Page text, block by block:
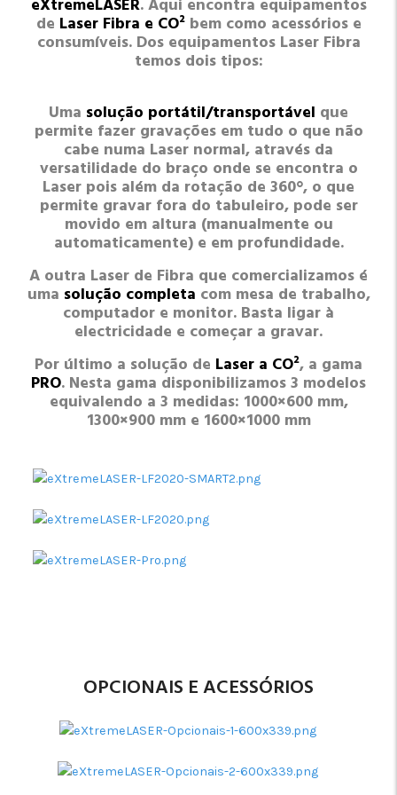
eXtremeLASER. Aqui encontra equipamentos
de Laser Fibra e CO²bem como acessórios e
consumíveis. Dos equipamentos Laser Fibra
temos dois tipos:
Uma solução portátil/transportável que
permite fazer gravações em tudo o que não
cabe numa Laser normal, através da
versatilidade do braço onde se encontra o
Laser pois além da rotação de 360°, o que
permite gravar fora do tabuleiro, pode ser
movido em altura (manualmente ou
automaticamente) e em profundidade.
A outra Laser de Fibra que comercializamos é
uma solução completa com mesa de trabalho,
computador e monitor. Basta ligar à
electricidade e começar a gravar.
Por último a solução de Laser a CO², a gama
PRO. Nesta gama disponibilizamos 3 modelos
equivalendo a 3 medidas: 1000×600 mm,
1300×900 mm e 1600×1000 mm
OPCIONAIS E ACESSÓRIOS